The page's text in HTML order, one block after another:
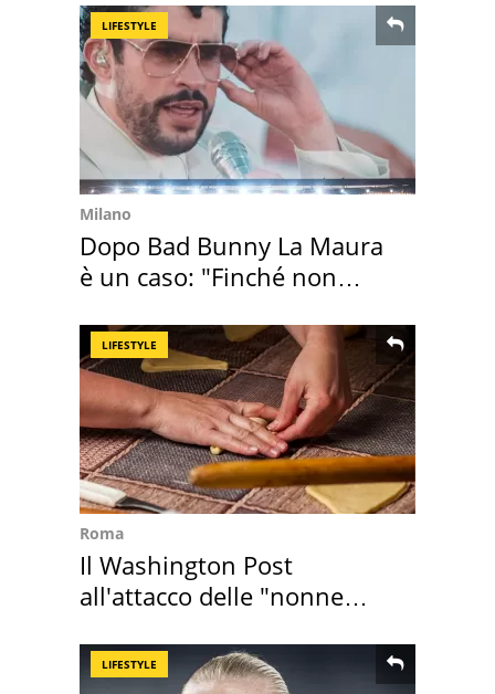
LIFESTYLE
Milano
Dopo Bad Bunny La Maura
è un caso: "Finché non
LIFESTYLE
Roma
Il Washington Post
all'attacco delle "nonne
LIFESTYLE